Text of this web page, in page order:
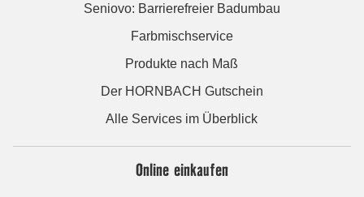
Seniovo: Barrierefreier Badumbau
Farbmischservice
Produkte nach Maß
Der HORNBACH Gutschein
Alle Services im Überblick
Online einkaufen